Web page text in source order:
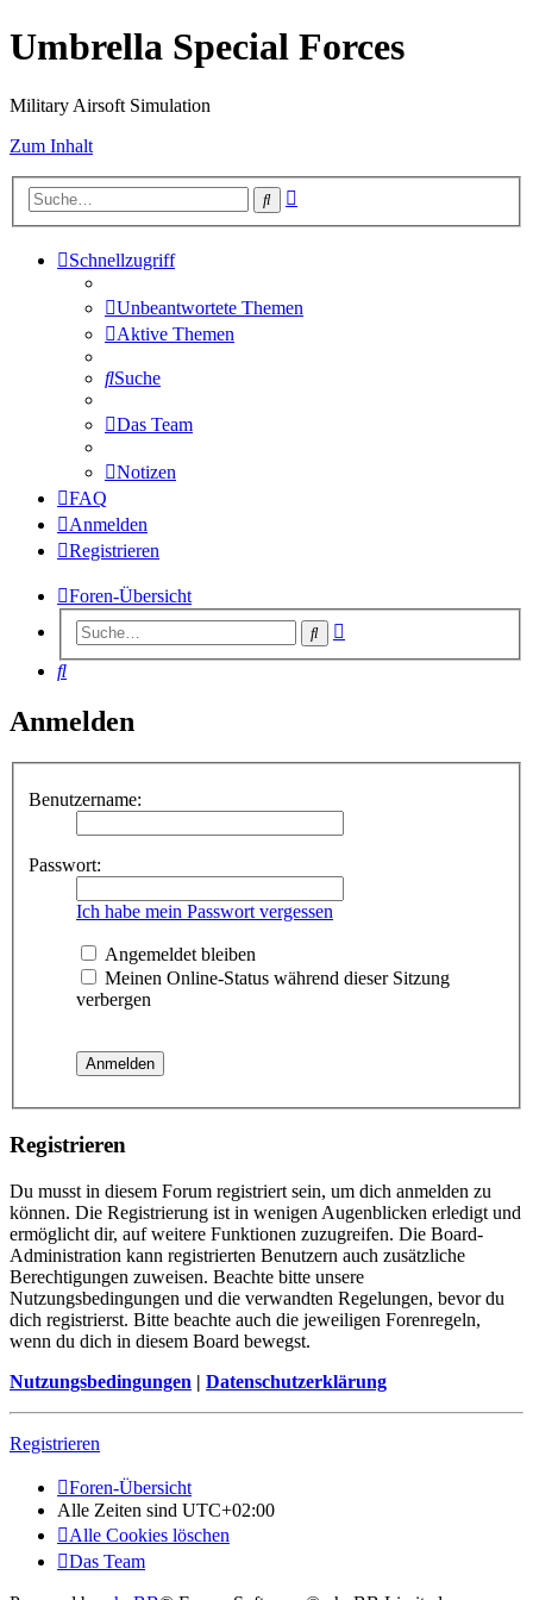
Umbrella Special Forces
Military Airsoft Simulation
Zum Inhalt
Suche
Schnellzugriff
Unbeantwortete Themen
Aktive Themen
Suche
Das Team
Notizen
FAQ
Anmelden
Registrieren
Foren-Übersicht
Suche
Suche
Anmelden
Benutzername:
Passwort:
Ich habe mein Passwort vergessen
Angemeldet bleiben
Meinen Online-Status während dieser Sitzung
verbergen
Registrieren
Du musst in diesem Forum registriert sein, um dich anmelden zu
können. Die Registrierung ist in wenigen Augenblicken erledigt und
ermöglicht dir, auf weitere Funktionen zuzugreifen. Die Board-
Administration kann registrierten Benutzern auch zusätzliche
Berechtigungen zuweisen. Beachte bitte unsere
Nutzungsbedingungen und die verwandten Regelungen, bevor du
dich registrierst. Bitte beachte auch die jeweiligen Forenregeln,
wenn du dich in diesem Board bewegst.
Nutzungsbedingungen | Datenschutzerklärung
Registrieren
Foren-Übersicht
Alle Zeiten sind UTC+02:00
Alle Cookies löschen
Das Team